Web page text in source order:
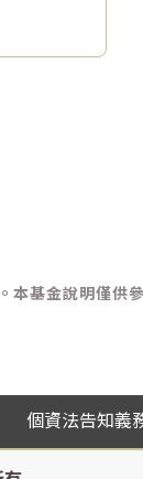
基金說明僅供
個資法告知義